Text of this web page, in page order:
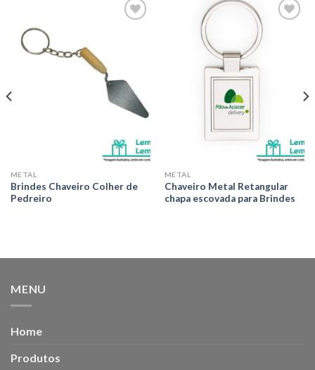
METAL
Brindes Chaveiro Colher de
Pedreiro
aos meus
METAL
Chaveiro Metal Retangular
chapa escovada para Brindes
MENU
Home
Produtos